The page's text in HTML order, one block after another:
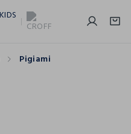
Pigiami